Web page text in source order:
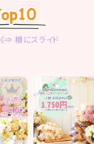
《⇒ 横にスライド